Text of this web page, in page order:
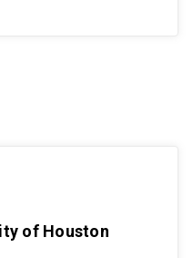
of Houston